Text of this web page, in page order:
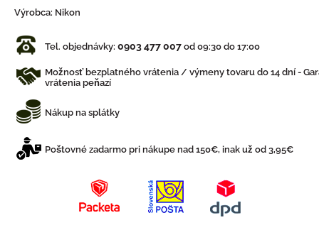
Výrobca: Nikon
Tel. objednávky: 0903 477 007 od 09:30 do 17:00
Možnosť bezplatného vrátenia / výmeny tovaru do 14 dní -
vrátenia peňazí
Nákup na splátky
Poštovné zadarmo pri nákupe nad 150€, inak už od 3,95€